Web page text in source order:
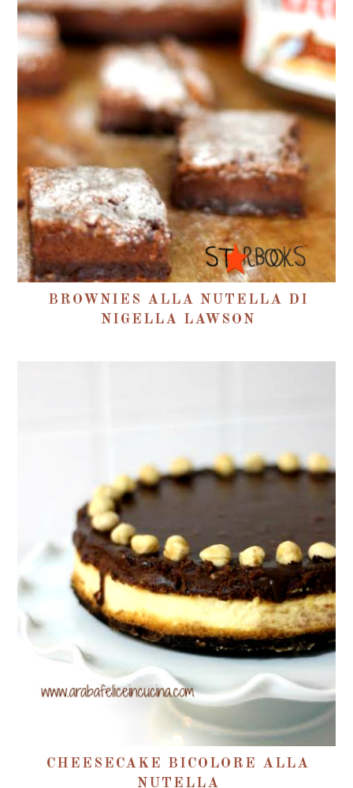
BROWNIES ALLA NUTELLA DI
NIGELLA LAWSON
CHEESECAKE BICOLORE ALLA
NUTELLA